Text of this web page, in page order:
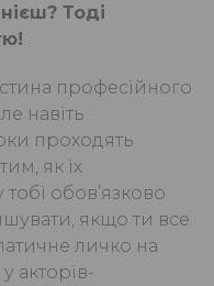
Тоді
професійного
навіть
проходять
як їх
обов’язково
якщо ти все
личко на
акторів-